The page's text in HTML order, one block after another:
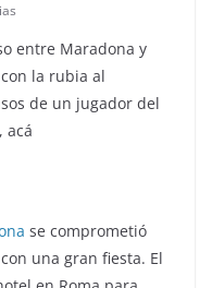
entre Maradona y
la rubia al
de un jugador del
acá
se comprometió
con una gran fiesta. El